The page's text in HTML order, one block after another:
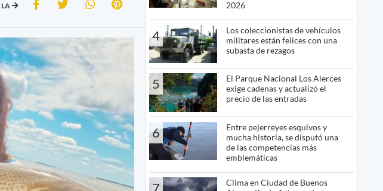
2026
4
Los coleccionistas de vehículos
militares están felices con una
subasta de rezagos
5
El Parque Nacional Los Alerces
exige cadenas y actualizó el
precio de las entradas
6
Entre pejerreyes esquivos y
mucha historia, se disputó una
de las competencias más
emblemáticas
7
Clima en Ciudad de Buenos